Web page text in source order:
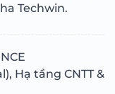
Techwin.
Hạ tầng CNTT &